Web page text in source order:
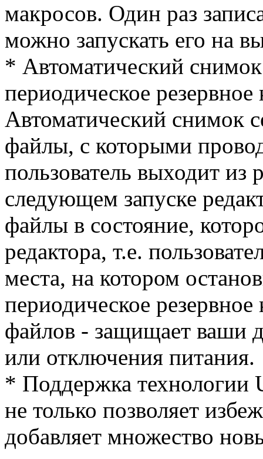
макросов. Один раз
можно запускать его на
* Автоматический
периодическое
Автоматический снимок
файлы, с которыми
пользователь выходит из
следующем запуске
файлы в состояние,
редактора, т.е.
места, на котором
периодическое
файлов - защищает ваши
или отключения питания.
* Поддержка технологии
не только позволяет
добавляет множество